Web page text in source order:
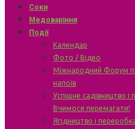
Соки
Медоваріння
Події
Календар
Фото / Відео
Міжнародний Форум
напоїв
Успішне садівництво і
Вчимося перемагати!
Ягідництво і